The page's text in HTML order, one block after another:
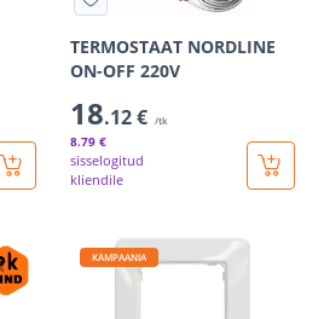
TERMOSTAAT NORDLINE
ON-OFF 220V
18.12 € /tk
8.79 €
sisselogitud
kliendile
KAMPAANIA